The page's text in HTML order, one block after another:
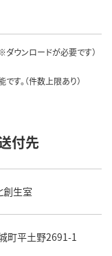
ダウンロードが必要です）
す。（件数上限あり）
付先
創生室
町平土野2691-1